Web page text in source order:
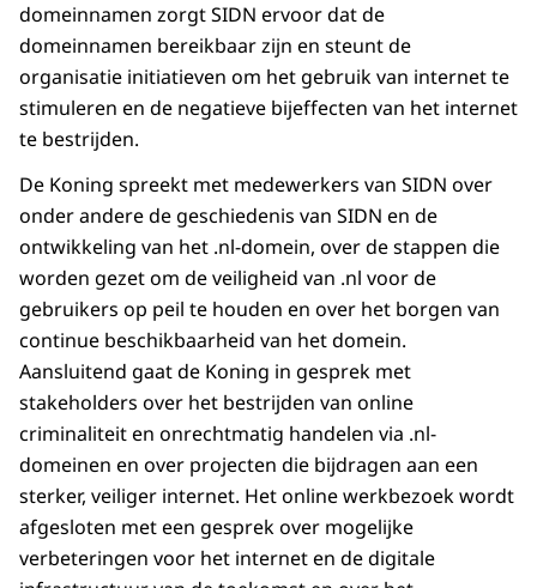
domeinnamen zorgt SIDN ervoor dat de
domeinnamen bereikbaar zijn en steunt de
organisatie initiatieven om het gebruik van internet te
stimuleren en de negatieve bijeffecten van het internet
te bestrijden.
De Koning spreekt met medewerkers van SIDN over
onder andere de geschiedenis van SIDN en de
ontwikkeling van het .nl-domein, over de stappen die
worden gezet om de veiligheid van .nl voor de
gebruikers op peil te houden en over het borgen van
continue beschikbaarheid van het domein.
Aansluitend gaat de Koning in gesprek met
stakeholders over het bestrijden van online
criminaliteit en onrechtmatig handelen via .nl-
domeinen en over projecten die bijdragen aan een
sterker, veiliger internet. Het online werkbezoek wordt
afgesloten met een gesprek over mogelijke
verbeteringen voor het internet en de digitale